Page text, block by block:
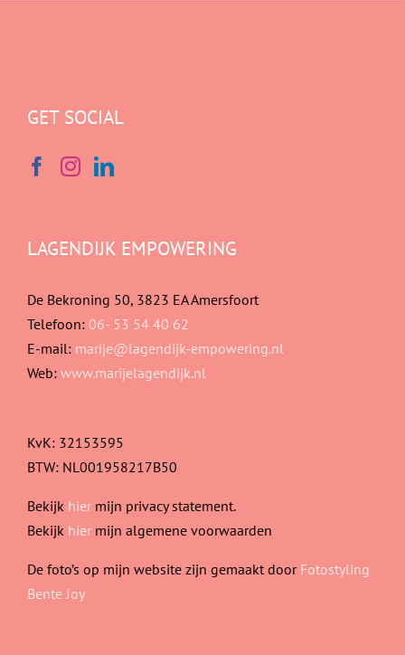
GET SOCIAL
LAGENDIJK EMPOWERING
De Bekroning 50, 3823 EA Amersfoort
Telefoon: 06- 53 54 40 62
E-mail: marije@lagendijk-empowering.nl
Web: www.marijelagendijk.nl
KvK: 32153595
BTW: NL001958217B50
Bekijk hier mijn privacy statement.
Bekijk hier mijn algemene voorwaarden
De foto’s op mijn website zijn gemaakt door Fotostyling
Bente Joy